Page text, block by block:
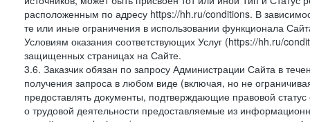
расположенным по адресу https://hh.ru/conditions. В
те или иные ограничения в использовании функционала
Условиям оказания соответствующих Услуг (https://hh.ru/
защищенных страницах на Сайте.
3.6. Заказчик обязан по запросу Администрации Сайта в
получения запроса в любом виде (включая, но не
предоставлять документы, подтверждающие правовой
о трудовой деятельности предоставляемые из